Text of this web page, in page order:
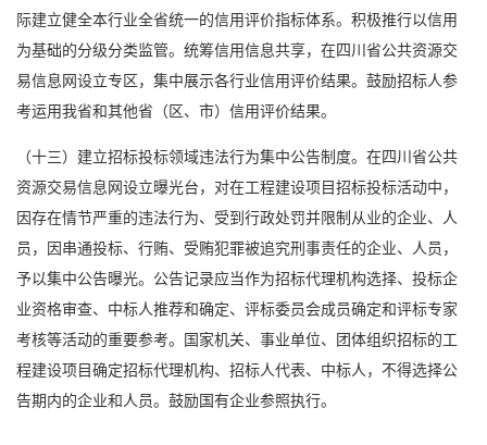
际建立健全本行业全省统一的信用评价指标体系。积极推行以信用
为基础的分级分类监管。统筹信用信息共享，在四川省公共资源交
易信息网设立专区，集中展示各行业信用评价结果。鼓励招标人参
考运用我省和其他省（区、市）信用评价结果。
（十三）建立招标投标领域违法行为集中公告制度。在四川省公共
资源交易信息网设立曝光台，对在工程建设项目招标投标活动中，
因存在情节严重的违法行为、受到行政处罚并限制从业的企业、人
员，因串通投标、行贿、受贿犯罪被追究刑事责任的企业、人员，
予以集中公告曝光。公告记录应当作为招标代理机构选择、投标企
业资格审查、中标人推荐和确定、评标委员会成员确定和评标专家
考核等活动的重要参考。国家机关、事业单位、团体组织招标的工
程建设项目确定招标代理机构、招标人代表、中标人，不得选择公
告期内的企业和人员。鼓励国有企业参照执行。